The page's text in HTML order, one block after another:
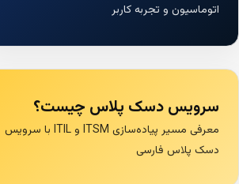
اتوماسیون و تجربه کاربر
سرویس دسک پلاس چیست؟
معرفی مسیر پیاده‌سازی ITSM و ITIL با سرویس
دسک پلاس فارسی